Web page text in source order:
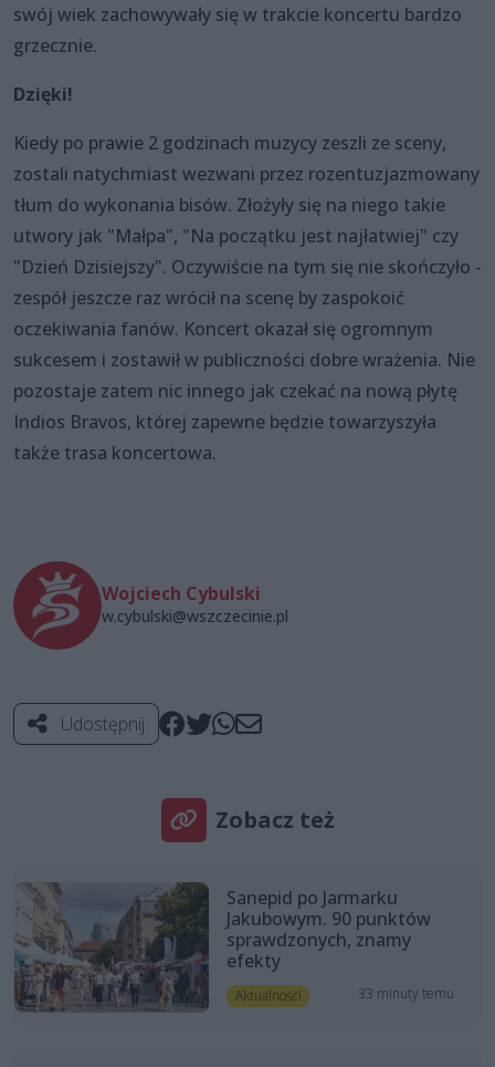
swój wiek zachowywały się w trakcie koncertu bardzo
grzecznie.
Dzięki!
Kiedy po prawie 2 godzinach muzycy zeszli ze sceny,
zostali natychmiast wezwani przez rozentuzjazmowany
tłum do wykonania bisów. Złożyły się na niego takie
utwory jak "Małpa", "Na początku jest najłatwiej" czy
"Dzień Dzisiejszy". Oczywiście na tym się nie skończyło -
zespół jeszcze raz wrócił na scenę by zaspokoić
oczekiwania fanów. Koncert okazał się ogromnym
sukcesem i zostawił w publiczności dobre wrażenia. Nie
pozostaje zatem nic innego jak czekać na nową płytę
Indios Bravos, której zapewne będzie towarzyszyła
także trasa koncertowa.
Wojciech Cybulski
w.cybulski@wszczecinie.pl
Udostępnij
Zobacz też
Sanepid po Jarmarku
Jakubowym. 90 punktów
sprawdzonych, znamy
efekty
Aktualności 33 minuty temu